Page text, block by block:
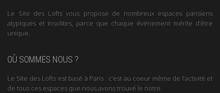
Le Site des Lofts vous propose de nombreux espaces parisiens
atypiques et insolites, parce que chaque événement mérite d’être
unique.
OÙ SOMMES NOUS ?
Le Site des Lofts est basé à Paris : c’est au coeur même de l’activité et
de tous ces espaces que nous avons trouvé le notre.